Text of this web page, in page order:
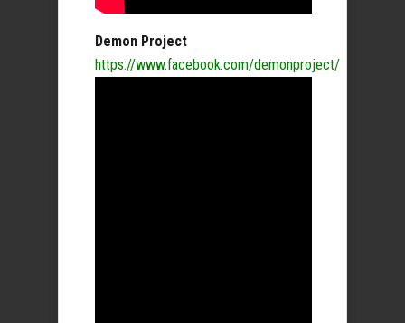
Demon Project
https://www.facebook.com/demonproject/